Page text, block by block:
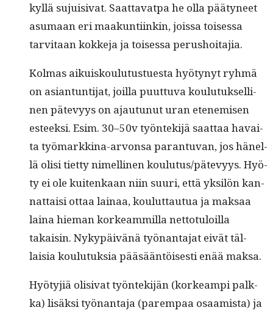
kyl­lä sujuisi­vat. Saat­ta­vat­pa he olla pää­tyneet
asumaan eri maakun­ti­inkin, jois­sa toises­sa
tarvi­taan kokke­ja ja toises­sa perushoitajia.
Kol­mas aikuisk­oulu­tustues­ta hyö­tynyt ryh­mä
on asiantun­ti­jat, joil­la puut­tu­va koulu­tuk­selli­
nen pätevyys on ajau­tunut uran eten­e­misen
esteek­si. Esim. 30–50v työn­tek­i­jä saat­taa havai­
ta työ­markki­na-arvon­sa paran­tu­van, jos hänel­
lä olisi tiet­ty nimelli­nen koulutus/pätevyys. Hyö­
ty ei ole kuitenkaan niin suuri, että yksilön kan­
nat­taisi ottaa lainaa, koulut­tau­tua ja mak­saa
laina hie­man korkeam­mil­la net­to­tu­loil­la
takaisin. Nykypäivänä työ­nan­ta­jat eivät täl­
laisia koulu­tuk­sia pääsään­töis­es­ti enää maksa.
Hyö­tyjiä oli­si­vat työn­tek­i­jän (korkeampi palk­
ka) lisäk­si työ­nan­ta­ja (parem­paa osaamista) ja